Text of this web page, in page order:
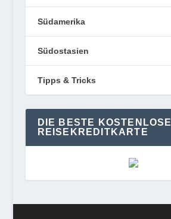
Südamerika
Südostasien
Tipps & Tricks
DIE BESTE KOSTENLOSE
REISEKREDITKARTE